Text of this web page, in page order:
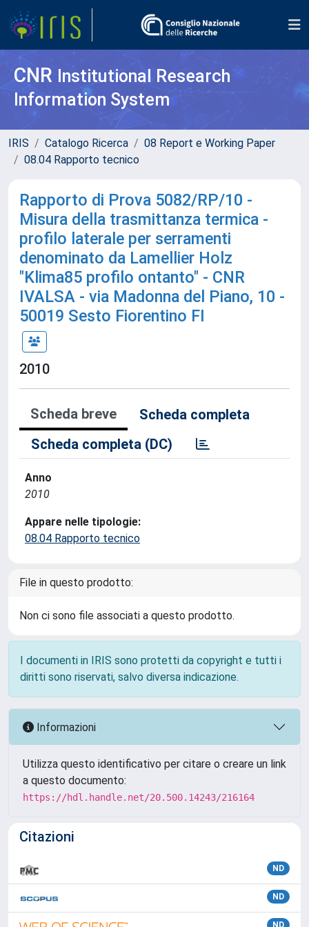
CNR Institutional Research
Information System
IRIS Catalogo Ricerca
08 Report e Working Paper
08.04 Rapporto tecnico
Rapporto di Prova 5082/RP/10 -
Misura della trasmittanza termica -
profilo laterale per serramenti
denominato da Lamellier Holz
"Klima85 profilo ontanto" - CNR
IVALSA - via Madonna del Piano, 10 -
50019 Sesto Fiorentino FI
2010
Scheda breve
Scheda completa
Scheda completa (DC)
Anno
2010
Appare nelle tipologie:
08.04 Rapporto tecnico
File in questo prodotto:
Non ci sono file associati a questo prodotto.
I documenti in IRIS sono protetti da copyright e tutti i
diritti sono riservati, salvo diversa indicazione.
Informazioni
Utilizza questo identificativo per citare o creare un link
a questo documento:
https://hdl.handle.net/20.500.14243/216164
Citazioni
ND
ND
ND